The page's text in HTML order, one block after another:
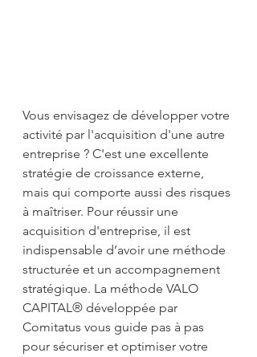
Vous envisagez de développer votre
activité par l'acquisition d'une autre
entreprise ? C'est une excellente
stratégie de croissance externe,
mais qui comporte aussi des risques
à maîtriser. Pour réussir une
acquisition d'entreprise, il est
indispensable d’avoir une méthode
structurée et un accompagnement
stratégique. La méthode VALO
CAPITAL® développée par
Comitatus vous guide pas à pas
pour sécuriser et optimiser votre